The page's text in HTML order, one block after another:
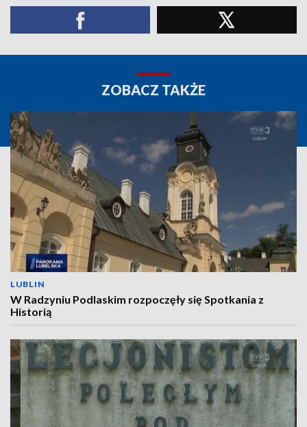
ZOBACZ TAKŻE
LUBLIN
W Radzyniu Podlaskim rozpoczęły się Spotkania z
Historią